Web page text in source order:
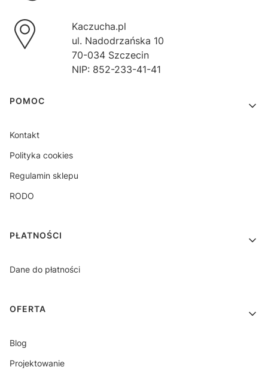
Kaczucha.pl
ul. Nadodrzańska 10
70-034 Szczecin
NIP: 852-233-41-41
Linki w stopce
POMOC
Kontakt
Polityka cookies
Regulamin sklepu
RODO
PŁATNOŚCI
Dane do płatności
OFERTA
Blog
Projektowanie